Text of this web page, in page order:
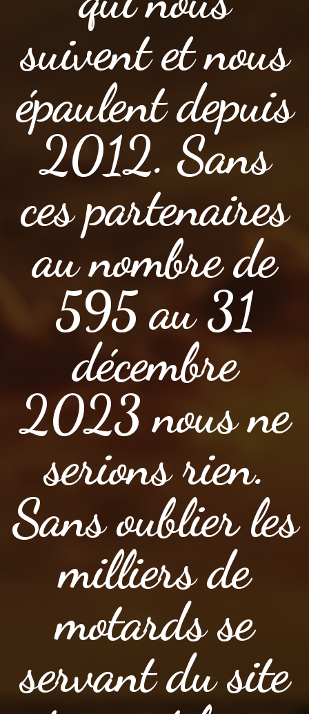
suivent et nous
épaulent depuis
2012. Sans
ces partenaires
au nombre de
595 au 31
décembre
2023 nous ne
serions rien.
Sans oublier les
milliers de
motards se
servant du site